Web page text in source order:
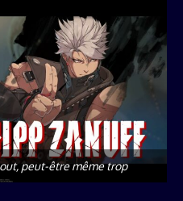
peut-être même trop